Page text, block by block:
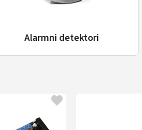
Alarmni detektori